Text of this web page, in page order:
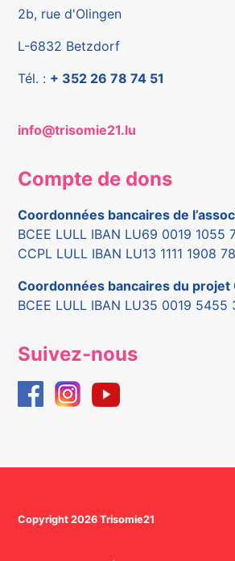
2b, rue d'Olingen
L-6832 Betzdorf
Tél. : + 352 26 78 74 51
info@trisomie21.lu
Compte de dons
Coordonnées bancaires de
BCEE LULL IBAN LU69 0019 1055
CCPL LULL IBAN LU13 1111 1908
Coordonnées bancaires du projet
BCEE LULL IBAN LU35 0019 5455
Suivez-nous
Copyright 2026 Trisomie21